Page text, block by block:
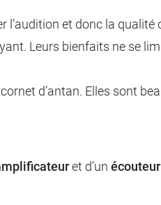
et donc la
Leurs bienfaits ne se
d’antan. Elles sont
et d’un écouteur